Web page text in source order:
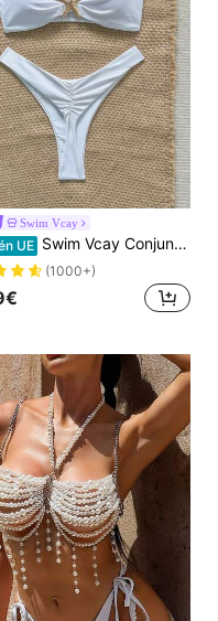
Swim Vcay
UE Swim Vcay Conjunto de bikini de mujer con tirantes finos, unicolor, decoración de estrella de mar metálica, sexy, para verano
(1000+)